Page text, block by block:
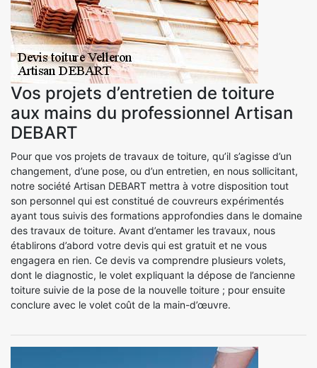
Vos projets d’entretien de toiture
aux mains du professionnel Artisan
DEBART
Pour que vos projets de travaux de toiture, qu’il s’agisse d’un
changement, d’une pose, ou d’un entretien, en nous sollicitant,
notre société Artisan DEBART mettra à votre disposition tout
son personnel qui est constitué de couvreurs expérimentés
ayant tous suivis des formations approfondies dans le domaine
des travaux de toiture. Avant d’entamer les travaux, nous
établirons d’abord votre devis qui est gratuit et ne vous
engagera en rien. Ce devis va comprendre plusieurs volets,
dont le diagnostic, le volet expliquant la dépose de l’ancienne
toiture suivie de la pose de la nouvelle toiture ; pour ensuite
conclure avec le volet coût de la main-d’œuvre.